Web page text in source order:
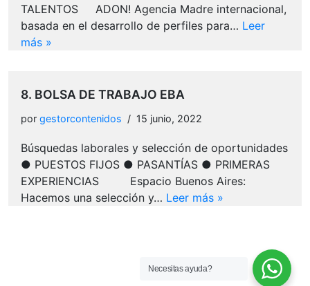
TALENTOS ADON! Agencia Madre internacional,
basada en el desarrollo de perfiles para… Leer
más »
8. BOLSA DE TRABAJO EBA
por gestorcontenidos 15 junio, 2022
Búsquedas laborales y selección de oportunidades
● PUESTOS FIJOS ● PASANTÍAS ● PRIMERAS
EXPERIENCIAS Espacio Buenos Aires:
Hacemos una selección y… Leer más »
Necesitas ayuda?